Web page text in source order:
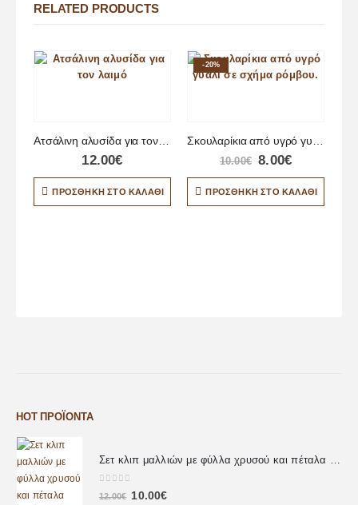
RELATED PRODUCTS
Ατσάλινη αλυσίδα για τον λαιμό
12.00€
ΠΡΟΣΘΉΚΗ ΣΤΟ ΚΑΛΆΘΙ
-20%
Σκουλαρίκια από υγρό γυαλί σε σχήμα ρόμβου
10.00€ 8.00€
ΠΡΟΣΘΉΚΗ ΣΤΟ ΚΑΛΆΘΙ
HOT ΠΡΟΪΌΝΤΑ
0out of 5
12.00€ 10.00€